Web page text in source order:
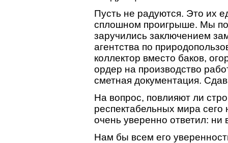
Пусть не радуются. Это их
сплошном проигрыше. Мы
заручились заключением
агентства по
коллектор вместо баков,
ордер на производство
сметная документация.
На вопрос, повлияют ли
респектабельных мира сего
очень уверенно ответил: ни
Нам бы всем его